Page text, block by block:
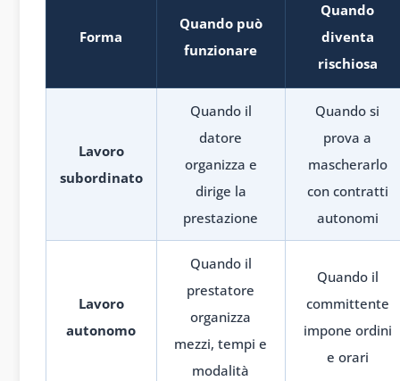
Forma
Quando può
funzionare
Quando
diventa
rischiosa
Lavoro
subordinato
Quando il
datore
organizza e
dirige la
prestazione
Quando si
prova a
mascherarlo
con contratti
autonomi
Lavoro
autonomo
Quando il
prestatore
organizza
mezzi, tempi e
modalità
Quando il
committente
impone ordini
e orari